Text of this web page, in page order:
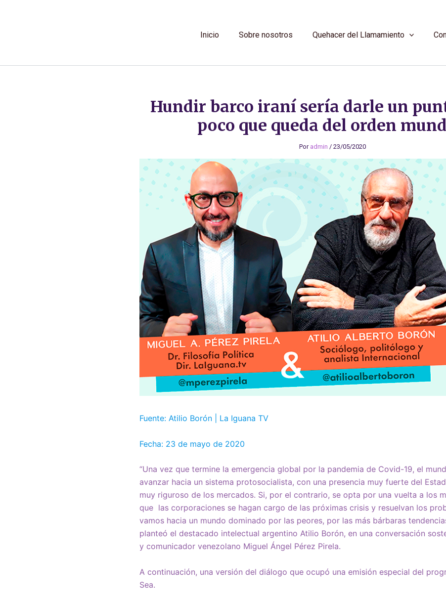
Inicio Sobre nosotros Quehacer del Llamamiento
Hundir barco iraní sería darle un
poco que queda del orden
Por admin / 23/05/2020
Fuente: Atilio Borón | La Iguana TV
Fecha: 23 de mayo de 2020
“Una vez que termine la emergencia global por la pandemia de Covid-19, el
avanzar hacia un sistema protosocialista, con una presencia muy fuerte del
muy riguroso de los mercados. Si, por el contrario, se opta por una vuelta a los
que las corporaciones se hagan cargo de las próximas crisis y resuelvan los
vamos hacia un mundo dominado por las peores, por las más bárbaras
planteó el destacado intelectual argentino Atilio Borón, en una conversación
y comunicador venezolano Miguel Ángel Pérez Pirela.
A continuación, una versión del diálogo que ocupó una emisión especial del
Sea.